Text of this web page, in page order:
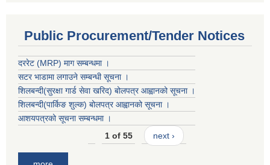
Public Procurement/Tender Notices
दररेट (MRP) माग सम्बन्धमा ।
सटर भाडामा लगाउने सम्बन्धी सूचना ।
शिलबन्दी(सुरक्षा गार्ड सेवा खरिद) बोलपत्र आह्वानको सूचना ।
शिलबन्दी(पार्किङ शुल्क) बोलपत्र आह्वानको सूचना ।
आशयपत्रको सूचना सम्बन्धमा ।
1 of 55
next ›